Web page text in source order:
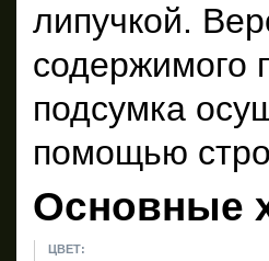
липучкой.
содержимого
подсумка
помощью
Основные
ЦВЕТ: